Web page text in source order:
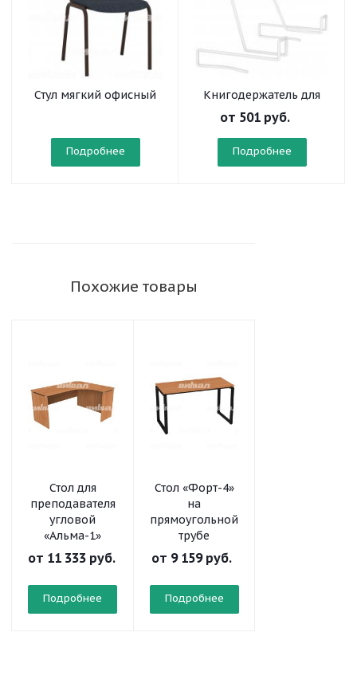
Стул мягкий офисный
Подробнее
Книгодержатель для
стола ученического
от 501 руб.
Подробнее
Похожие товары
Стол для
преподавателя
угловой
«Альма-1»
от 11 333 руб.
Подробнее
Стол «Форт-4»
на
прямоугольной
трубе
от 9 159 руб.
Подробнее